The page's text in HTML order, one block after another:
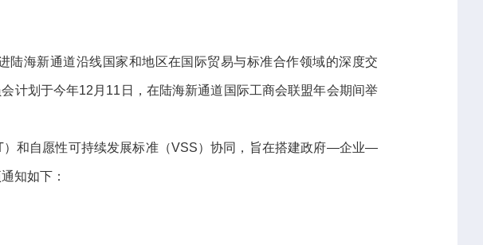
陆海新通道沿线国家和地区在国际贸易与标准合作领域的深度交
计划于今年12月11日，在陆海新通道国际工商会联盟年会期间举
）和自愿性可持续发展标准（VSS）协同，旨在搭建政府—企业—
知如下：